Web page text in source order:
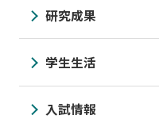
研究成果
学生生活
入試情報